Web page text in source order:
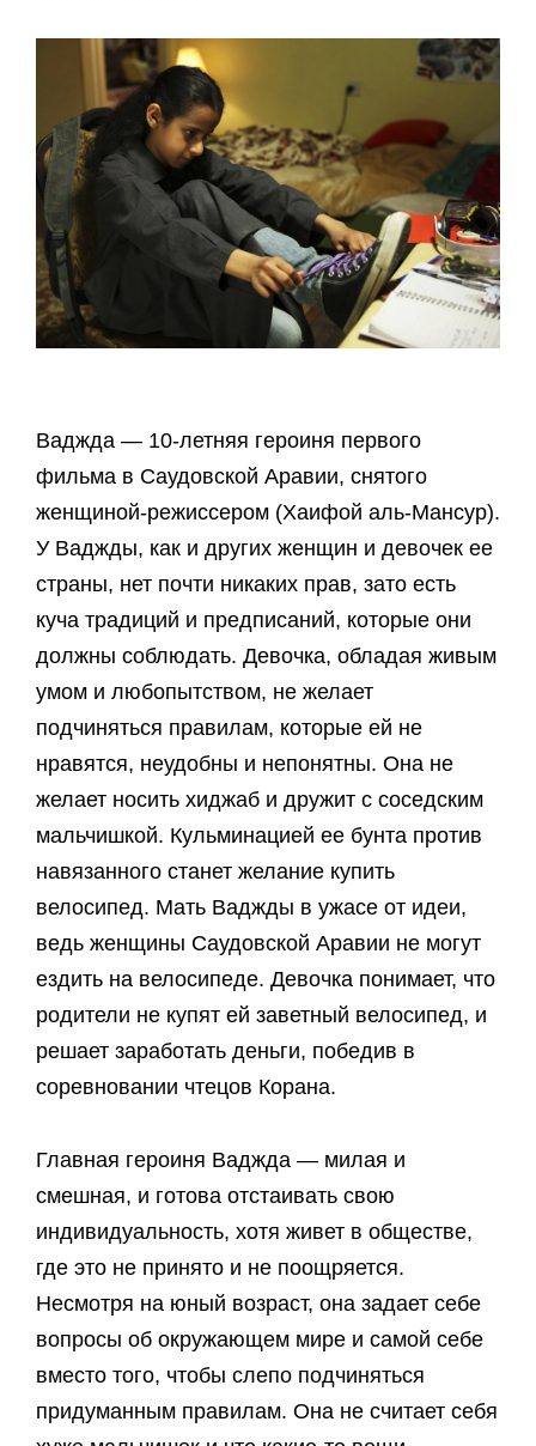
Ваджда — 10-летняя героиня первого
фильма в Саудовской Аравии, снятого
женщиной-режиссером (Хаифой аль-Мансур).
У Ваджды, как и других женщин и девочек ее
страны, нет почти никаких прав, зато есть
куча традиций и предписаний, которые они
должны соблюдать. Девочка, обладая живым
умом и любопытством, не желает
подчиняться правилам, которые ей не
нравятся, неудобны и непонятны. Она не
желает носить хиджаб и дружит с соседским
мальчишкой. Кульминацией ее бунта против
навязанного станет желание купить
велосипед. Мать Ваджды в ужасе от идеи,
ведь женщины Саудовской Аравии не могут
ездить на велосипеде. Девочка понимает, что
родители не купят ей заветный велосипед, и
решает заработать деньги, победив в
соревновании чтецов Корана.
Главная героиня Ваджда — милая и
смешная, и готова отстаивать свою
индивидуальность, хотя живет в обществе,
где это не принято и не поощряется.
Несмотря на юный возраст, она задает себе
вопросы об окружающем мире и самой себе
вместо того, чтобы слепо подчиняться
придуманным правилам. Она не считает себя